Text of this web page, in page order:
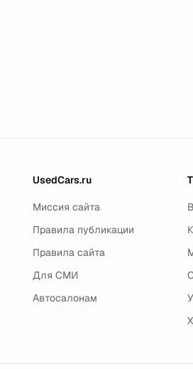
UsedCars.ru
Миссия сайта
Правила публикации
Правила сайта
Для СМИ
Автосалонам